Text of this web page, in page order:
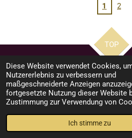
Diese Website verwendet Cookies,
Nutzererlebnis zu verbessern und
maßgeschneiderte Anzeigen
fortgesetzte Nutzung dieser Website
Zustimmung zur Verwendung von
Ich stimme zu
1 2
TOP
Impressum
Datenschutzerklärung